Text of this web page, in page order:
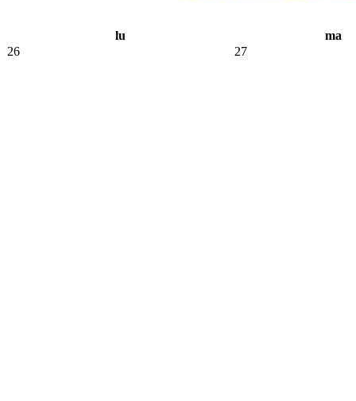
lu
ma
26
27